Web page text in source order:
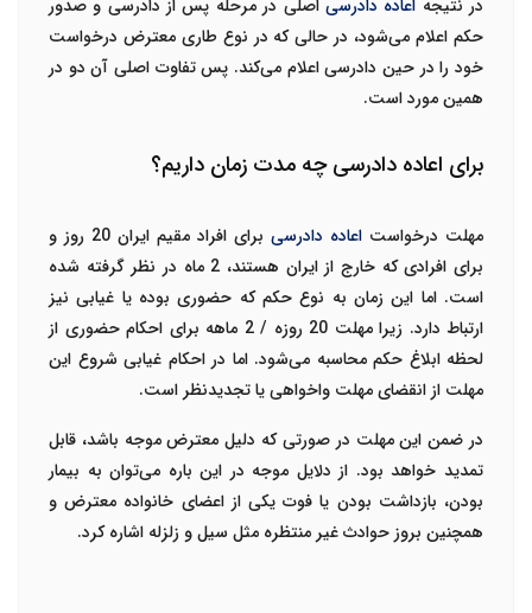
در نتیجه اعاده دادرسی اصلی در مرحله پس از دادرسی و صدور
حکم اعلام می‌شود، در حالی که در نوع طاری معترض درخواست
خود را در حین دادرسی اعلام می‌کند. پس تفاوت اصلی آن دو در
همین مورد است.
برای اعاده دادرسی چه مدت زمان داریم؟
مهلت درخواست اعاده دادرسی
برای افراد مقیم ایران 20 روز و
برای افرادی که خارج از ایران هستند، 2 ماه در نظر گرفته شده
است. اما این زمان به نوع حکم که حضوری بوده یا غیابی نیز
ارتباط دارد. زیرا مهلت 20 روزه / 2 ماهه برای احکام حضوری از
لحظه ابلاغ حکم محاسبه می‌شود. اما در احکام غیابی شروع این
مهلت از انقضای مهلت واخواهی یا تجدیدنظر است.
در ضمن این مهلت در صورتی که دلیل معترض موجه باشد، قابل
تمدید خواهد بود. از دلایل موجه در این باره می‌توان به بیمار
بودن، بازداشت بودن یا فوت یکی از اعضای خانواده معترض و
همچنین بروز حوادث غیر منتظره مثل سیل و زلزله اشاره کرد.